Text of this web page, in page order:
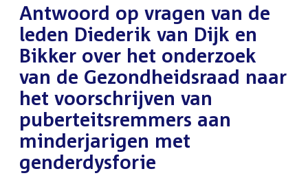
Antwoord op vragen van de
leden Diederik van Dijk en
Bikker over het onderzoek
van de Gezondheidsraad naar
het voorschrijven van
puberteitsremmers aan
minderjarigen met
genderdysforie